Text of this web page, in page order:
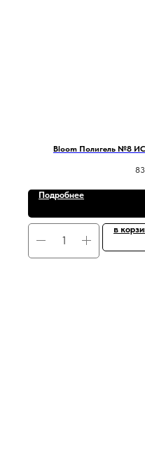
Bloom Полигель №8
Подробнее
в